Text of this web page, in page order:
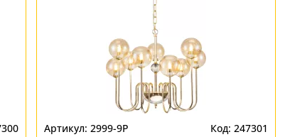
2999-9P 247301